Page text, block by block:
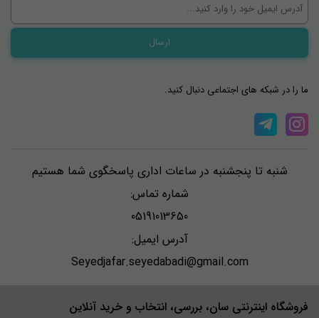
ما را در شبکه های اجتماعی دنبال کنید.
شنبه تا پنجشنبه در ساعات اداری پاسخگوی شما هستیم
شماره تماس:
05191013650
آدرس ایمیل:
Seyedjafar.seyedabadi@gmail.com
فروشگاه اینترنتی سان، بررسی، انتخاب و خرید آنلاین